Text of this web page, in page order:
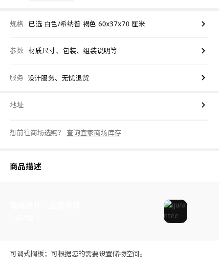
规格 已选 白色/希纳普 褐色 60x37x70 厘米
参数 材质尺寸、包装、组装说明等
服务 设计服务、无忧退货
地址
想前往商场选购？ 查询宜家商场库存
商品描述
可调式搁板；可根据您的需要设置储物空间。